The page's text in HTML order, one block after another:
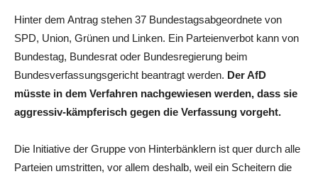
Hinter dem Antrag stehen 37 Bundestagsabgeordnete von
SPD, Union, Grünen und Linken. Ein Parteienverbot kann von
Bundestag, Bundesrat oder Bundesregierung beim
Bundesverfassungsgericht beantragt werden. Der AfD
müsste in dem Verfahren nachgewiesen werden, dass sie
aggressiv-kämpferisch gegen die Verfassung vorgeht.
Die Initiative der Gruppe von Hinterbänklern ist quer durch alle
Parteien umstritten, vor allem deshalb, weil ein Scheitern die